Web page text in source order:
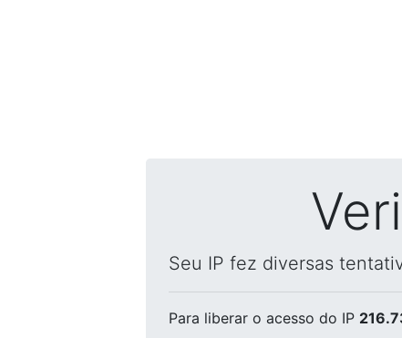
Seu IP fez diversas
Para liberar o acesso do IP